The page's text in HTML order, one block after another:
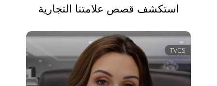
استكشف قصص علامتنا التجارية
TVCS